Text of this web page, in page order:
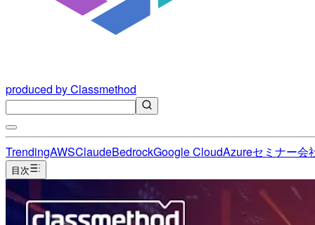
produced by Classmethod
TrendingAWSClaudeBedrockGoogle CloudAzureセミナー会
目次